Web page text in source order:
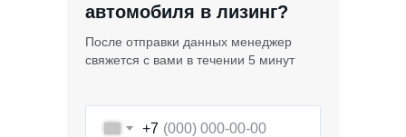
+7
автомобиля в лизинг?
После отправки данных менеджер
свяжется с вами в течении 5 минут